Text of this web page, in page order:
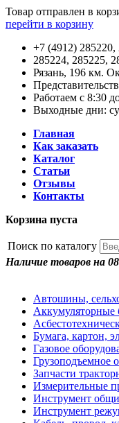
Товар отправлен в
перейти в корзину
+7 (4912) 285220,
285224, 285225,
Рязань, 196 км.
Работаем с 8:30
Выходные дни:
Главная
Как заказать
Каталог
Статьи
Отзывы
Контакты
Корзина пуста
Поиск по каталогу
Наличие товаров на
Автошины,
Аккумуляторные
Бумага, картон,
Газовое
Грузоподъемное
Запчасти
Измерительные
Инструмент
Инструмент